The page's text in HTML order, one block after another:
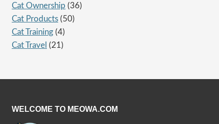
Cat Ownership (36)
Cat Products (50)
Cat Training (4)
Cat Travel (21)
WELCOME TO MEOWA.COM